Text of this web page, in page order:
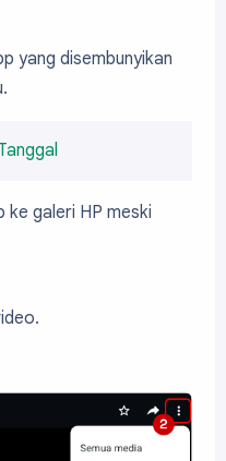
yang disembunyikan
galeri HP meski